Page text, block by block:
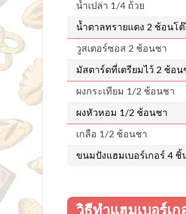
น้ำเปล่า 1/4 ถ้วย
น้ำตาลทรายแดง 2 ช้อนโต๊
วูสเตอร์ซอส 2 ช้อนชา
มัสตาร์ดที่เตรียมไว้ 2 ช้อน
ผงกระเทียม 1/2 ช้อนชา
ผงหัวหอม 1/2 ช้อนชา
เกลือ 1/2 ช้อนชา
ขนมปังแฮมเบอร์เกอร์ 4 ชิ้
วิธีทำแฮมเบอร์เก